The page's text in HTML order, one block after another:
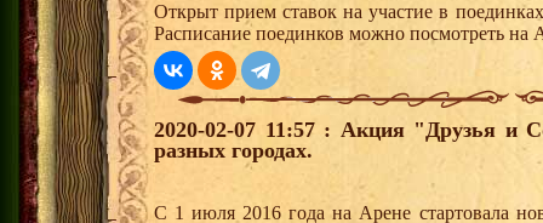
Открыт прием ставок на участие в
Расписание поединков можно посмотреть на
2020-02-07 11:57 : Акция "Друзья и
разных городах.
С 1 июля 2016 года на Арене стартовала